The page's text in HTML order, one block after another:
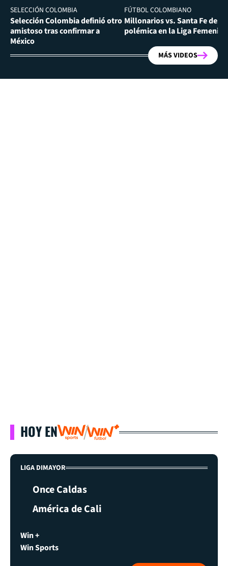
SELECCIÓN COLOMBIA
Selección Colombia definió otro
amistoso tras confirmar a
México
FÚTBOL COLOMBIANO
Millonarios vs. Santa Fe
polémica en la Liga Femenina
MÁS VIDEOS
HOY EN
LIGA DIMAYOR
Once Caldas
América de Cali
Win +
Win Sports